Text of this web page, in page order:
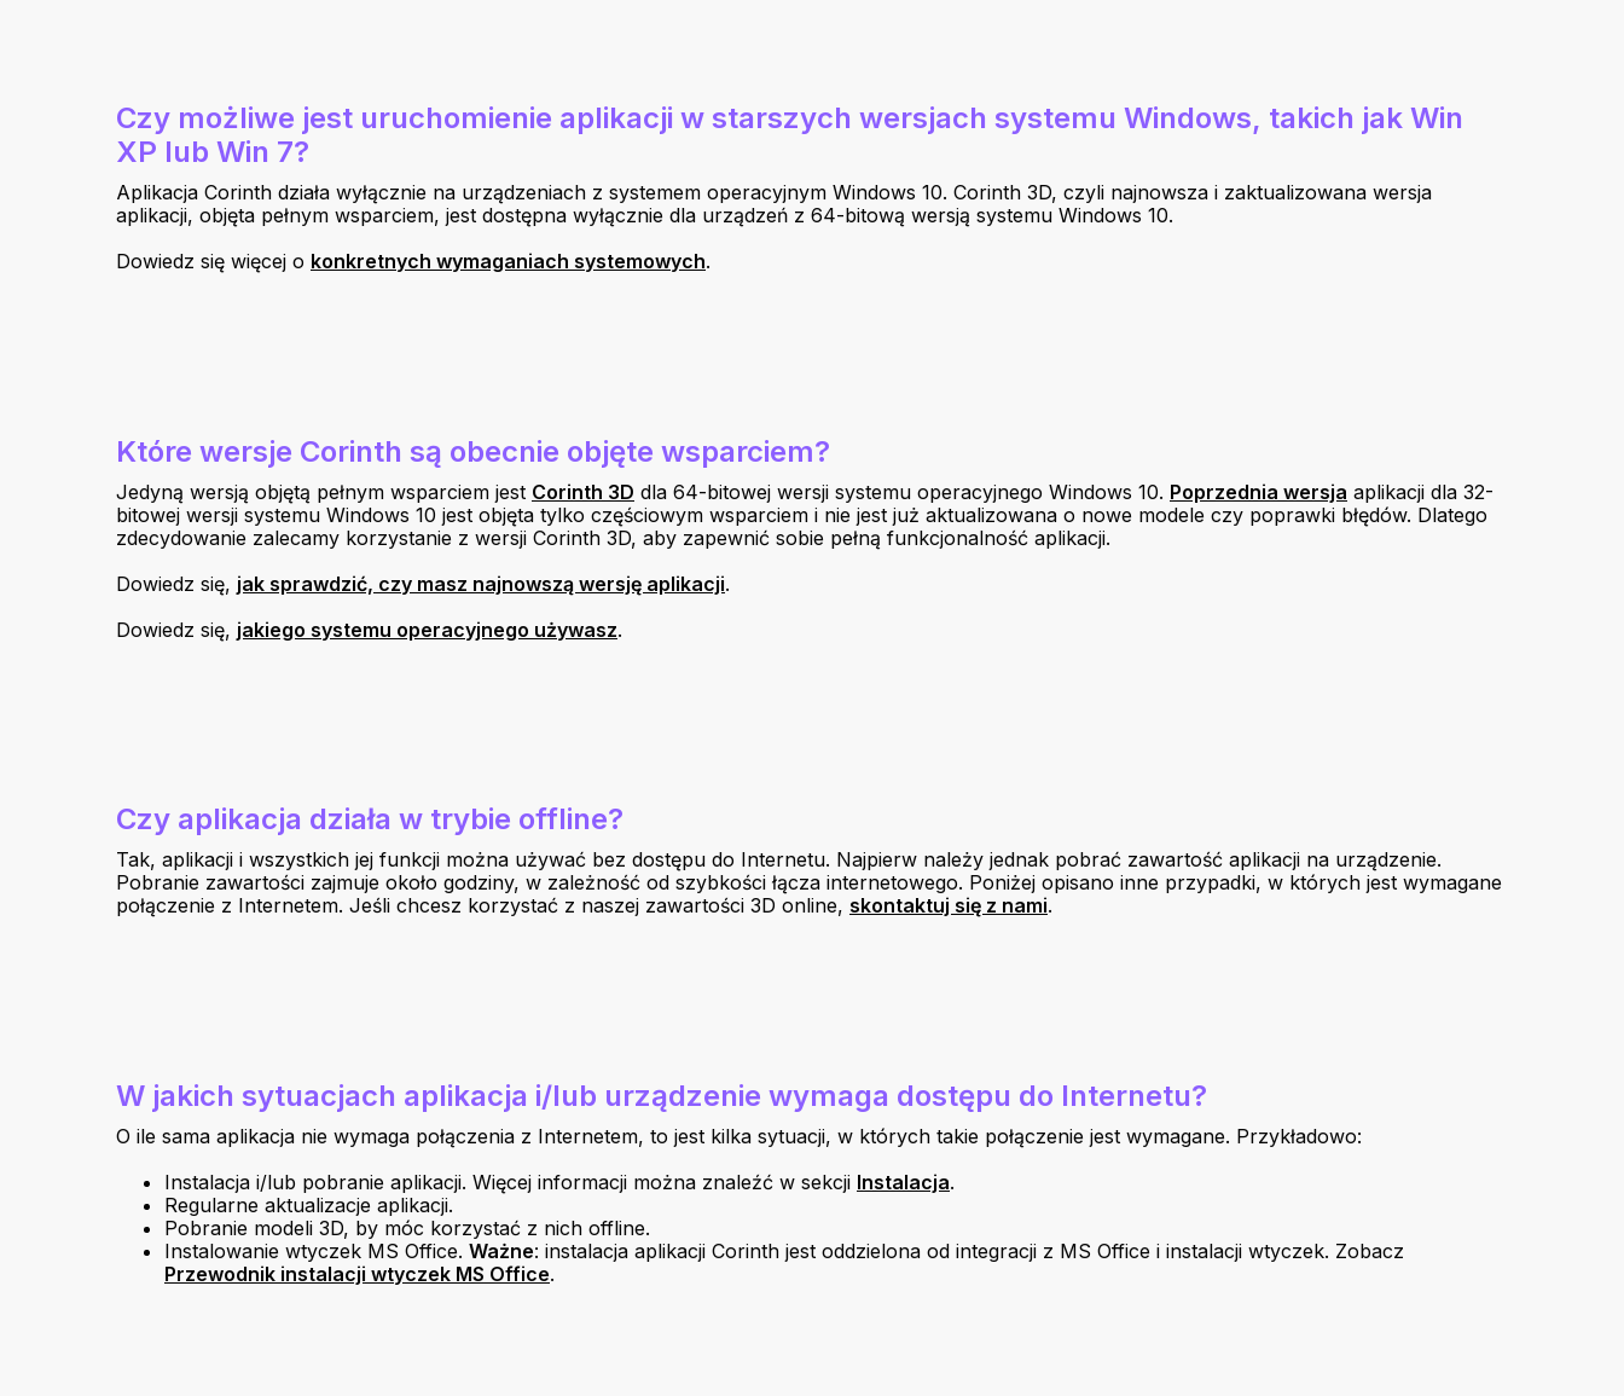
Czy możliwe jest uruchomienie aplikacji w starszych wersjach systemu Windows, takich jak Win
XP lub Win 7?
Aplikacja Corinth działa wyłącznie na urządzeniach z systemem operacyjnym Windows 10. Corinth 3D, czyli najnowsza i zaktualizowana wersja
aplikacji, objęta pełnym wsparciem, jest dostępna wyłącznie dla urządzeń z 64-bitową wersją systemu Windows 10.
Dowiedz się więcej o konkretnych wymaganiach systemowych.
Które wersje Corinth są obecnie objęte wsparciem?
Jedyną wersją objętą pełnym wsparciem jest Corinth 3D dla 64-bitowej wersji systemu operacyjnego Windows 10. Poprzednia wersja aplikacji dla 32-
bitowej wersji systemu Windows 10 jest objęta tylko częściowym wsparciem i nie jest już aktualizowana o nowe modele czy poprawki błędów. Dlatego
zdecydowanie zalecamy korzystanie z wersji Corinth 3D, aby zapewnić sobie pełną funkcjonalność aplikacji.
Dowiedz się, jak sprawdzić, czy masz najnowszą wersję aplikacji.
Dowiedz się, jakiego systemu operacyjnego używasz.
Czy aplikacja działa w trybie offline?
Tak, aplikacji i wszystkich jej funkcji można używać bez dostępu do Internetu. Najpierw należy jednak pobrać zawartość aplikacji na urządzenie.
Pobranie zawartości zajmuje około godziny, w zależność od szybkości łącza internetowego. Poniżej opisano inne przypadki, w których jest wymagane
połączenie z Internetem. Jeśli chcesz korzystać z naszej zawartości 3D online, skontaktuj się z nami.
W jakich sytuacjach aplikacja i/lub urządzenie wymaga dostępu do Internetu?
O ile sama aplikacja nie wymaga połączenia z Internetem, to jest kilka sytuacji, w których takie połączenie jest wymagane. Przykładowo:
Instalacja i/lub pobranie aplikacji. Więcej informacji można znaleźć w sekcji Instalacja.
Regularne aktualizacje aplikacji.
Pobranie modeli 3D, by móc korzystać z nich offline.
Instalowanie wtyczek MS Office. Ważne: instalacja aplikacji Corinth jest oddzielona od integracji z MS Office i instalacji wtyczek. Zobacz
Przewodnik instalacji wtyczek MS Office.